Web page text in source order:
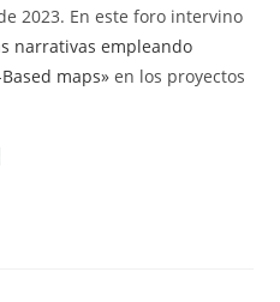
2023. En este foro intervino
narrativas empleando
maps» en los proyectos